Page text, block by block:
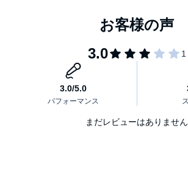
まだレビューはありません